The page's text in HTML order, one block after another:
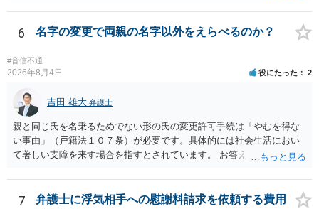
父の氏を称したいというケースが多い）。法律上は特に明文の要件が
変更許可の場合、あなたは現在の戸籍からもう一方の親への戸籍に入
籍する（戻る）という戸籍変動になるため、成人した子からの変更許
可申立てにおいては、入籍先である親（及びそこに同籍している配偶
者や15歳以上の子）の同意があるかどうかが重視されるケースが多い
です。 (2)については、「やむを得ない事由」が必要とされます。これ
は、名の変更許可よりも厳重な要件であるとされ、本件のような精神
的・心理的な理由ではなかなかハードルが高いところですが、親から
性的虐待を受けていたケースで氏変更を許可した事案がありますの
立て前に分籍届によってあなたの単独戸籍を編成しておく必要がある
6 名字の変更で両親の名字以外をえらべるのか？
#音信不通
2026年8月4日 役にたった 2
吉田 雄大 弁護士
親と同じ氏を名乗るためでない形の氏の変更許可手続は「やむを得な
い事由」（戸籍法１０７条）が必要です。具体的には社会生活におい
て著しい支障を来す場合を指すとされています。 お答えとしては、理
支障」の具体的判断の中で、現在の氏を使い続けることがなぜよくな
いのかが審理判断されることになる、というものになります。
7
弁護士に浮気相手への慰謝料請求を依頼する費用